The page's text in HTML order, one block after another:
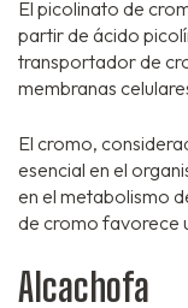
El picolinato de
partir de ácido
transportador de
membranas
El cromo,
esencial en el
en el metabolismo
de cromo favorece
Alcachofa